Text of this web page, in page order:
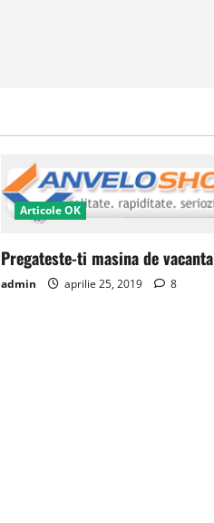
Articole OK
Pregateste-ti masina de vacanta
admin aprilie 25, 2019 8